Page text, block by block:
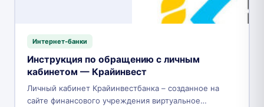
Интернет-банки
Инструкция по обращению с личным
кабинетом — Крайинвест
Личный кабинет Крайинвестбанка – созданное на
сайте финансового учреждения виртуальное